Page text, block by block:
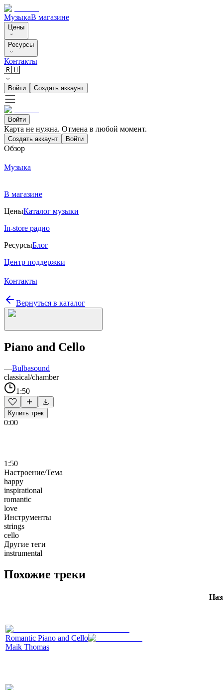
МузыкаВ магазине
Цены
Ресурсы
Контакты
🇷🇺
Войти Создать аккаунт
Войти
Карта не нужна. Отмена в любой момент.
Создать аккаунт Войти
Обзор
Музыка
В магазине
ЦеныКаталог музыки
In-store радио
РесурсыБлог
Центр поддержки
Контакты
Вернуться в каталог
Piano and Cello
—Bulbasound
classical/chamber
1:50
Купить трек
0:00
1:50
Настроение/Тема
happy
inspirational
romantic
love
Инструменты
strings
cello
Другие теги
instrumental
Похожие треки
Romantic Piano and Cello
Maik Thomas